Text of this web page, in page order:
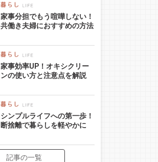
家事分担でもう喧嘩しない！
共働き夫婦におすすめの方法
家事効率UP！オキシクリー
ンの使い方と注意点を解説
シンプルライフへの第一歩！
断捨離で暮らしを軽やかに
記事の一覧